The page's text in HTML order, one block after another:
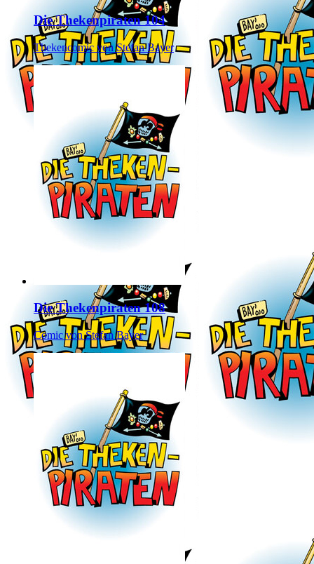
Die Thekenpiraten 104
Thekencomic von Stefan Bayer
Die Thekenpiraten 108
Comic von Stefan Bayer